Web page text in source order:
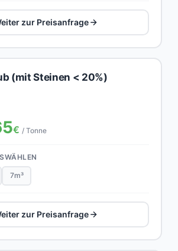
zur Preisanfrage
(mit Steinen < 20%)
€ / Tonne
7m³
zur Preisanfrage